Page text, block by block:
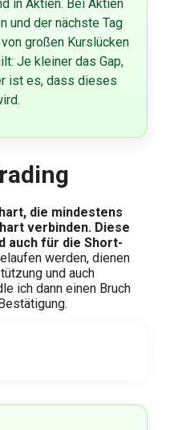
in Aktien. Bei Aktien
und der nächste Tag
großen Kurslücken
Je kleiner das Gap,
ist es, dass dieses
die mindestens
verbinden. Diese
auch für die Short-
werden, dienen
und auch
ich dann einen Bruch